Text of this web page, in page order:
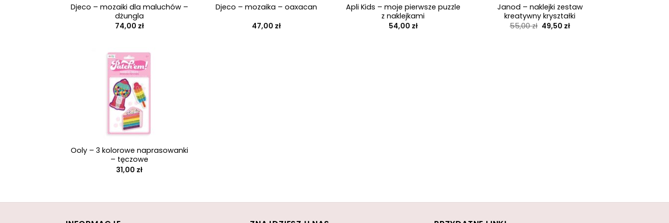
Djeco – mozaiki dla maluchów –
dżungla
74,00 zł
Djeco – mozaika – oaxacan
47,00 zł
Apli Kids – moje pierwsze puzzle
z naklejkami
54,00 zł
Janod – naklejki zestaw
kreatywny kryształki
55,00zł Pierwotna
cena
49,50 złAktualna
Ooly – 3 kolorowe naprasowanki
– tęczowe
31,00 zł